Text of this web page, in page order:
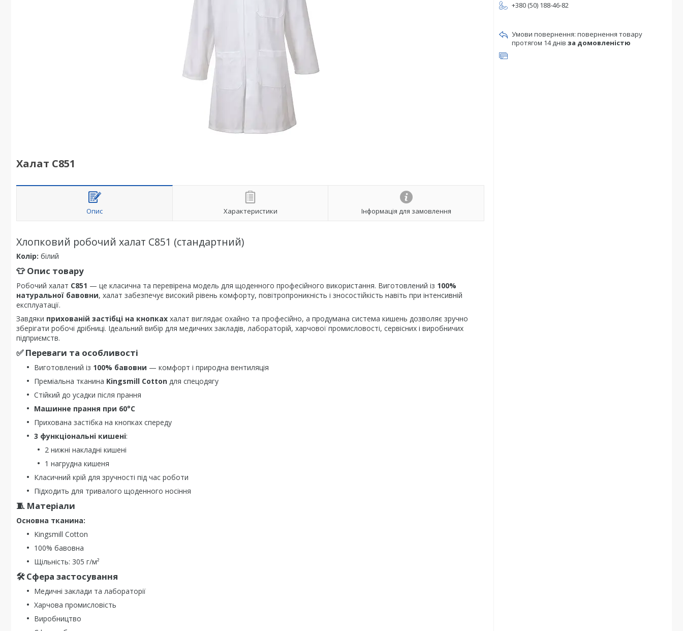
Халат C851
Опис Характеристики Інформація для замовлення
Хлопковий робочий халат C851 (стандартний)
Колір: білий
👕 Опис товару
Робочий халат C851 — це класична та перевірена модель для щоденного професійного використання. Виготовлений із 100%
натуральної бавовни, халат забезпечує високий рівень комфорту, повітропроникність і зносостійкість навіть при інтенсивній
експлуатації.
Завдяки прихованій застібці на кнопках халат виглядає охайно та професійно, а продумана система кишень дозволяє зручно
зберігати робочі дрібниці. Ідеальний вибір для медичних закладів, лабораторій, харчової промисловості, сервісних і виробничих
підприємств.
✅ Переваги та особливості
Виготовлений із 100% бавовни — комфорт і природна вентиляція
Преміальна тканина Kingsmill Cotton для спецодягу
Стійкий до усадки після прання
Машинне прання при 60°C
Прихована застібка на кнопках спереду
3 функціональні кишені:
2 нижні накладні кишені
1 нагрудна кишеня
Класичний крій для зручності під час роботи
Підходить для тривалого щоденного носіння
🧵 Матеріали
Основна тканина:
Kingsmill Cotton
100% бавовна
Щільність: 305 г/м²
🛠 Сфера застосування
Медичні заклади та лабораторії
Харчова промисловість
Виробництво
+380 (50) 188-46-82
повернення товару
протягом 14 днів за домовленістю